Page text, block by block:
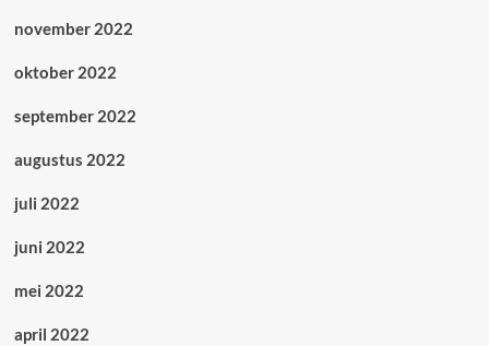
november 2022
oktober 2022
september 2022
augustus 2022
juli 2022
juni 2022
mei 2022
april 2022